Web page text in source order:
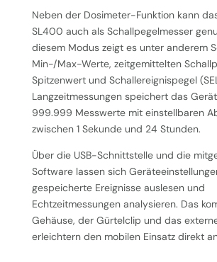
Neben der Dosimeter-Funktion kann
SL400 auch als Schallpegelmesser
diesem Modus zeigt es unter anderem
Min-/Max-Werte, zeitgemittelten
Spitzenwert und Schallereignispegel
Langzeitmessungen speichert das
999.999 Messwerte mit einstellbaren
zwischen 1 Sekunde und 24 Stunden.
Über die USB-Schnittstelle und die
Software lassen sich
gespeicherte Ereignisse auslesen und
Echtzeitmessungen analysieren. Das
Gehäuse, der Gürtelclip und das
erleichtern den mobilen Einsatz direkt